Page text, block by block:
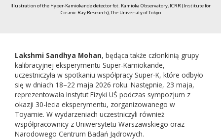
Illustration of the Hyper-Kamiokande detector fot. Kamioka Observatory, ICRR (Institute for
Cosmic Ray Research), The University of Tokyo
Lakshmi Sandhya Mohan, będąca także członkinią grupy
kalibracyjnej eksperymentu Super-Kamiokande,
uczestniczyła w spotkaniu współpracy Super-K, które odbyło
się w dniach 18–22 maja 2026 roku. Następnie, 23 maja,
reprezentowała Instytut Fizyki UŚ podczas sympozjum z
okazji 30-lecia eksperymentu, zorganizowanego w
Toyamie. W wydarzeniach uczestniczyli również
współpracownicy z Uniwersytetu Warszawskiego oraz
Narodowego Centrum Badań Jądrowych.